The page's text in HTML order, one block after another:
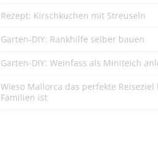
Rezept: Kirschkuchen mit Streuseln
Garten-DIY: Rankhilfe selber bauen
Garten-DIY: Weinfass als Miniteich
Wieso Mallorca das perfekte Reiseziel
Familien ist